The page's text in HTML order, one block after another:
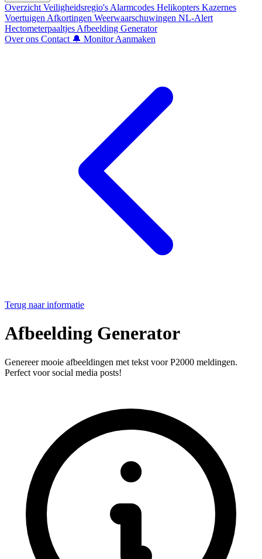
Overzicht Veiligheidsregio's Alarmcodes Helikopters Kazernes
Voertuigen Afkortingen Weerwaarschuwingen NL-Alert
Hectometerpaaltjes Afbeelding Generator
Over ons Contact 🔔 Monitor Aanmaken
Terug naar informatie
Afbeelding Generator
Genereer mooie afbeeldingen met tekst voor P2000 meldingen.
Perfect voor social media posts!